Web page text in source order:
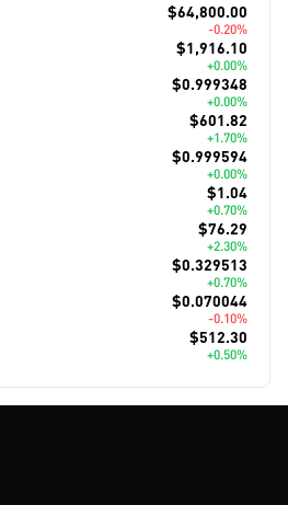
$64,800.00
-0.20%
$1,916.10
+0.00%
$0.999348
+0.00%
$601.82
+1.70%
$0.999594
+0.00%
$1.04
+0.70%
$76.29
+2.30%
$0.329513
+0.70%
$0.070044
-0.10%
$512.30
+0.50%